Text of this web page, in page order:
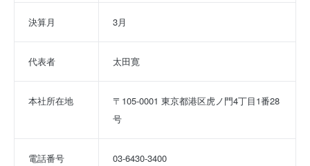
決算月 3月
代表者 太田寛
本社所在地
〒105-0001 東京都港区虎ノ門4丁目1番28
号
電話番号 03-6430-3400